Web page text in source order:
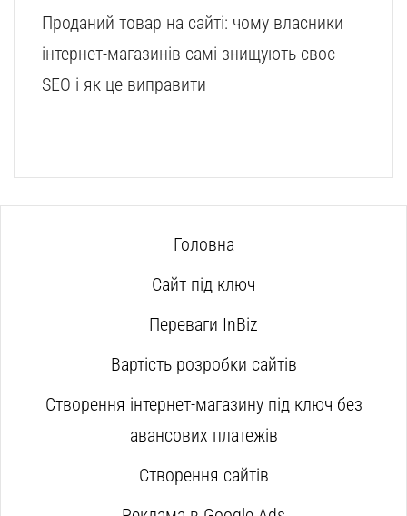
Проданий товар на сайті: чому власники
інтернет-магазинів самі знищують своє
SEO і як це виправити
Головна
Сайт під ключ
Переваги InBiz
Вартість розробки сайтів
Створення інтернет-магазину під ключ без
авансових платежів
Створення сайтів